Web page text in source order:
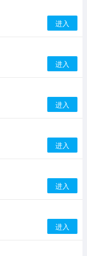
进入
进入
进入
进入
进入
进入